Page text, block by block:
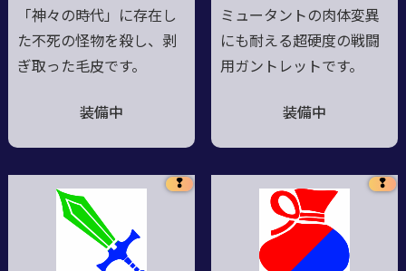
「神々の時代」に存在し
た不死の怪物を殺し、剥
ぎ取った毛皮です。
装備中
ミュータントの肉体変異
にも耐える超硬度の戦闘
用ガントレットです。
装備中
❢ ❢